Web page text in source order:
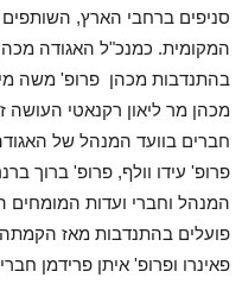
סניפים ברחבי הארץ,
המקומית. כמנכ"ל האגודה
בהתנדבות מכהן פרופ' משה
חברים בוועד המנהל של
פרופ' עידו וולף, פרופ' ברוך
המנהל וחברי ועדות
פועלים בהתנדבות מאז הקמתה.
פאינרו ופרופ' איתן פרידמן